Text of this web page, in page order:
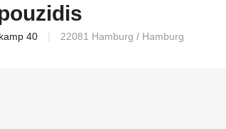
40 22081 Hamburg / Hamburg